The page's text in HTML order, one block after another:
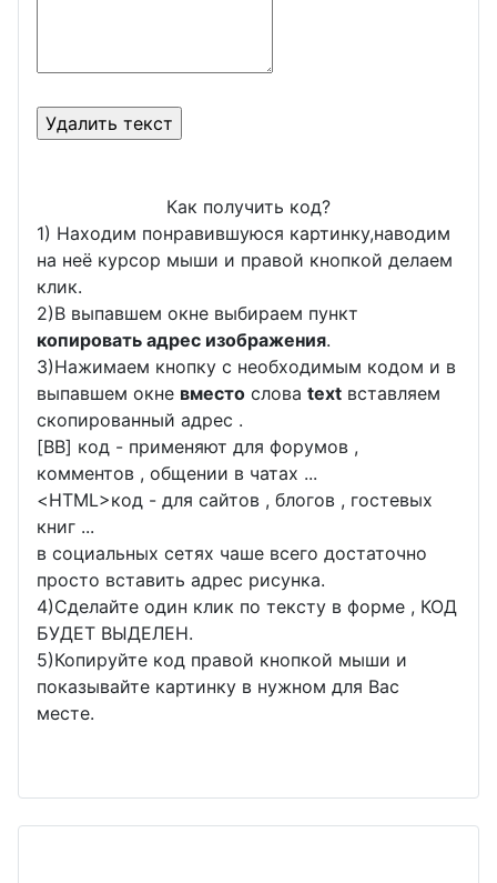
Как получить код?
1) Находим понравившуюся картинку,наводим
на неё курсор мыши и правой кнопкой делаем
клик.
2)В выпавшем окне выбираем пункт
копировать адрес изображения.
3)Нажимаем кнопку с необходимым кодом и в
выпавшем окне вместо слова text вставляем
скопированный адрес .
[BB] код - применяют для форумов ,
комментов , общении в чатах ...
<HTML>код - для сайтов , блогов , гостевых
книг ...
в социальных сетях чаше всего достаточно
просто вставить адрес рисунка.
4)Сделайте один клик по тексту в форме , КОД
БУДЕТ ВЫДЕЛЕН.
5)Копируйте код правой кнопкой мыши и
показывайте картинку в нужном для Вас
месте.